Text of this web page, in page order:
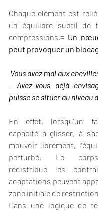
Chaque élément est
un équilibre subtil de
compressions.= Un
peut provoquer un
Vous avez mal aux
- Avez-vous déjà
puisse se situer au niveau
En effet, lorsqu’un
capacité à glisser, à
mouvoir librement,
perturbé. Le
redistribue les
adaptations peuvent
zone initiale de
Dans une logique de